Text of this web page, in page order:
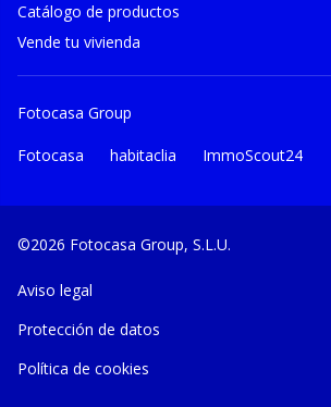
Catálogo de productos
Vende tu vivienda
Fotocasa Group
Fotocasa habitaclia ImmoScout24
©2026 Fotocasa Group, S.L.U.
Aviso legal
Protección de datos
Política de cookies